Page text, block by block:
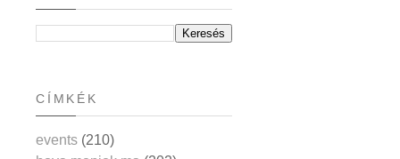
CÍMKÉK
events (210)